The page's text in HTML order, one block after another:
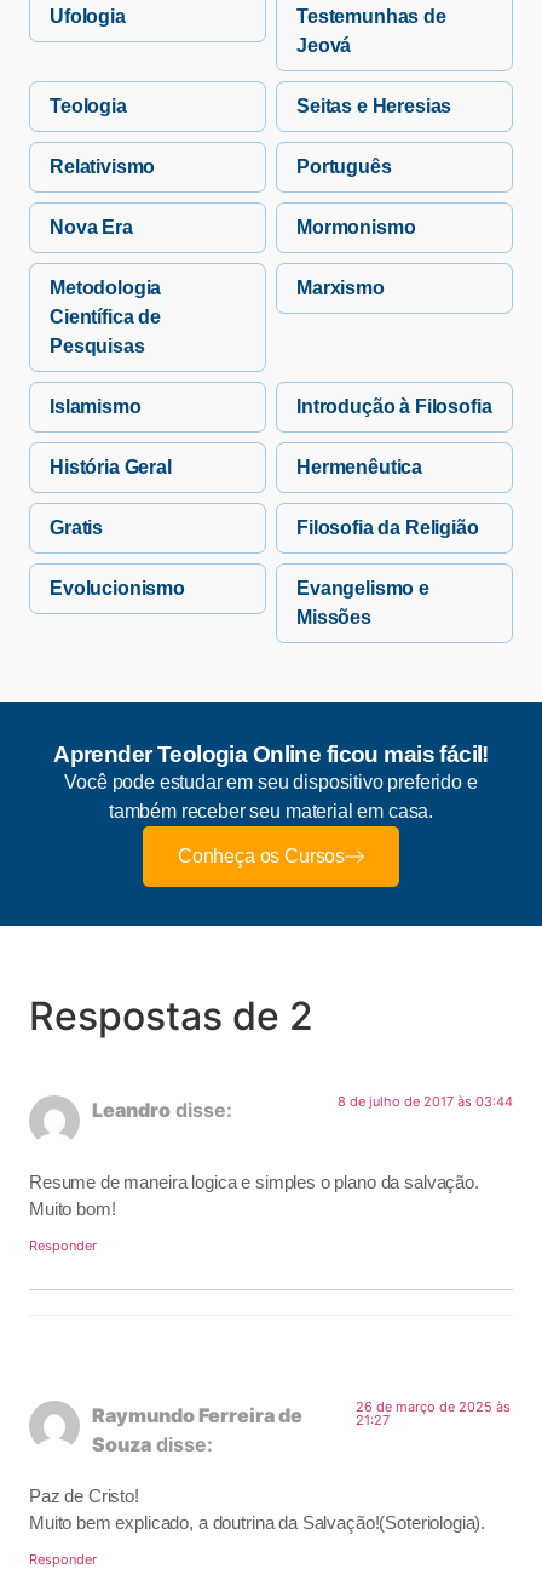
Ufologia
Testemunhas de
Jeová
Teologia Seitas e Heresias
Relativismo Português
Nova Era Mormonismo
Metodologia
Científica de
Pesquisas
Marxismo
Islamismo Introdução à Filosofia
História Geral Hermenêutica
Gratis Filosofia da Religião
Evolucionismo
Evangelismo e
Missões
Aprender Teologia Online ficou mais fácil!
Você pode estudar em seu dispositivo preferido e
também receber seu material em casa.
Conheça os Cursos
Respostas de 2
Leandro disse: 8 de julho de 2017 às 03:44
Resume de maneira logica e simples o plano da salvação.
Muito bom!
Responder
Raymundo Ferreira de
Souza disse:
26 de março de 2025 às
21:27
Paz de Cristo!
Muito bem explicado, a doutrina da Salvação!(Soteriologia).
Responder